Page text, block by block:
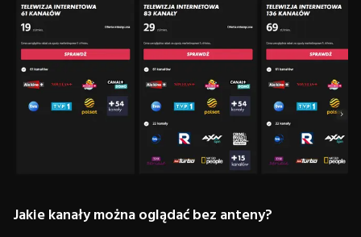
Jakie kanały można oglądać bez anteny?